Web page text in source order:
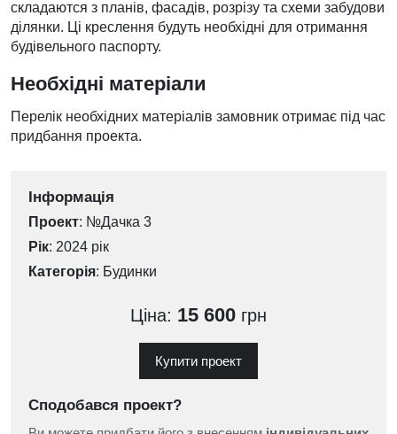
складаются з планів, фасадів, розрізу та схеми забудови
ділянки. Ці креслення будуть необхідні для отримання
будівельного паспорту.
Необхідні матеріали
Перелік необхідних матеріалів замовник отримає під час
придбання проекта.
Інформація
Проект: №Дачка 3
Рік: 2024 рік
Категорія: Будинки
Ціна: 15 600 грн
Купити проект
Сподобався проект?